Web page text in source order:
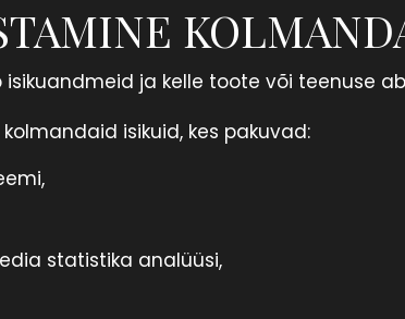
isikuandmeid ja kelle toote või teenuse
isikuid, kes pakuvad:
statistika analüüsi,